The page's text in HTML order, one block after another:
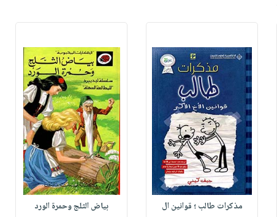
مذكرات طالب ؛ قوانين ال
بياض الثلج وحمرة الورد